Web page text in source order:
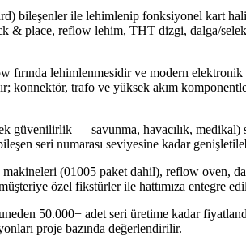
ile lehimlenip fonksiyonel kart
& place, reflow lehim, THT dizgi, dalga/
lehimlenmesidir ve modern
konnektör, trafo ve yüksek akım
— savunma, havacılık, medikal)
seri numarası seviyesine kadar
(01005 paket dahil), reflow oven,
özel fikstürler ile hattımıza entegre
50.000+ adet seri üretime kadar
proje bazında değerlendirilir.